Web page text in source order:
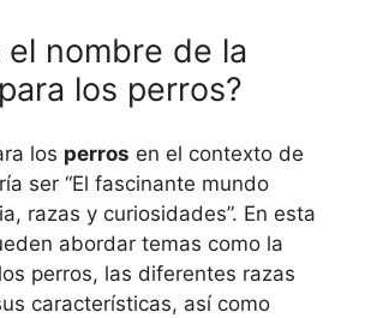
el nombre de la
los perros?
los perros en el contexto de
ser “El fascinante mundo
razas y curiosidades”. En esta
abordar temas como la
perros, las diferentes razas
características, así como